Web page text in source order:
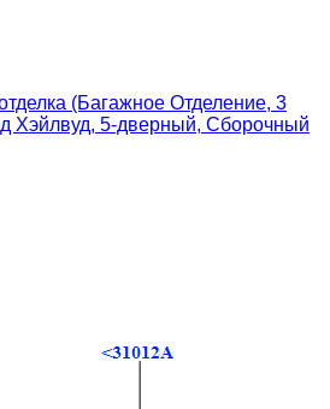
(Багажное Отделение, 3
Хэйлвуд, 5-дверный, Сборочный